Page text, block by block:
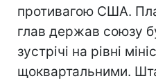
противагою США.
глав держав союзу
зустрічі на рівні
щоквартальними.